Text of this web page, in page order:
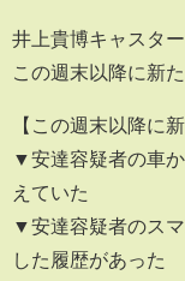
井上貴博キャスタ
この週末以降に新
【この週末以降に
▼安達容疑者の車
えていた
▼安達容疑者のス
した履歴があった